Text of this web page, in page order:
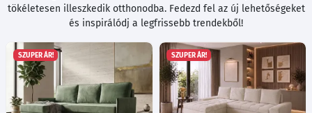
tökéletesen illeszkedik otthonodba. Fedezd fel az új lehetőségeket
és inspirálódj a legfrissebb trendekből!
SZUPER ÁR! SZUPER ÁR!